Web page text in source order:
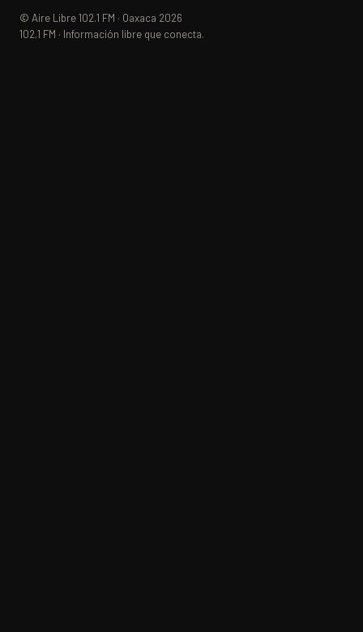
© Aire Libre 102.1 FM · Oaxaca 2026
102.1 FM · Información libre que conecta.